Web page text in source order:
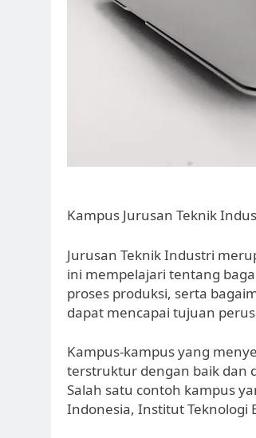
Kampus Jurusan Teknik
Jurusan Teknik Industri
ini mempelajari tentang
proses produksi, serta
dapat mencapai tujuan
Kampus-kampus yang
terstruktur dengan baik dan
Salah satu contoh kampus
Indonesia, Institut Teknologi